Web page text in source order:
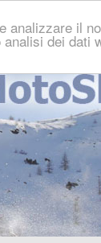
analizzare il
dei dati